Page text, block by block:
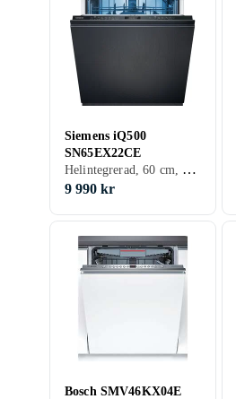
Siemens iQ500
SN65EX22CE
Helintegrerad, 60 cm, 42 dB, A
9 990 kr
Bosch SMV46KX04E